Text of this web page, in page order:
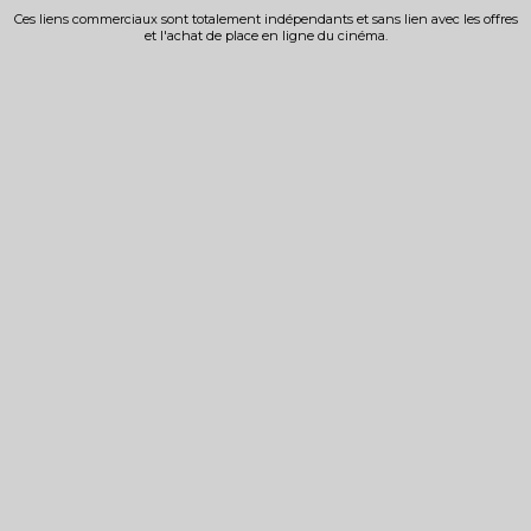
Ces liens commerciaux sont totalement indépendants et sans lien avec les offres
et l'achat de place en ligne du cinéma.